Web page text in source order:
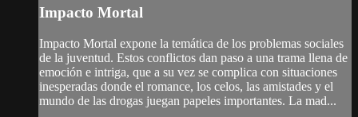
Impacto Mortal
Impacto Mortal expone la temática de los problemas sociales
de la juventud. Estos conflictos dan paso a una trama llena de
emoción e intriga, que a su vez se complica con situaciones
inesperadas donde el romance, los celos, las amistades y el
mundo de las drogas juegan papeles importantes. La mad...